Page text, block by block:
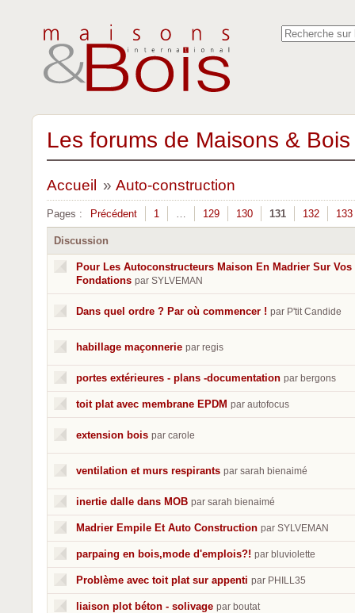
Les forums de Maisons &
Accueil » Auto-construction
Pages : Précédent 1 … 129 130 131 132 133
Discussion
Pour Les Autoconstructeurs Maison En Madrier Sur Vos
Fondations par SYLVEMAN
Dans quel ordre ? Par où commencer ! par P'tit Candide
habillage maçonnerie par regis
portes extérieures - plans -documentation par bergons
toit plat avec membrane EPDM par autofocus
extension bois par carole
ventilation et murs respirants par sarah bienaimé
inertie dalle dans MOB par sarah bienaimé
Madrier Empile Et Auto Construction par SYLVEMAN
parpaing en bois,mode d'emplois?! par bluviolette
Problème avec toit plat sur appenti par PHILL35
liaison plot béton - solivage par boutat